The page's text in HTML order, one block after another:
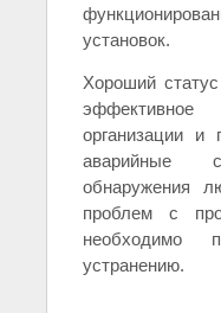
установок.
Хороший
эффективное
организации и
аварийные
обнаружения
проблем с
устранению.